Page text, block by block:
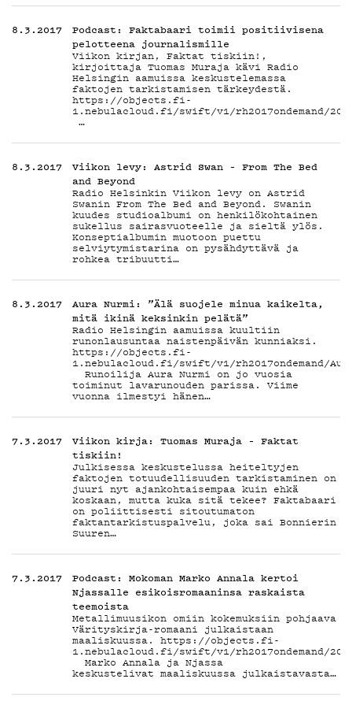
G
8.3.2017
Podcast: Faktabaari toimii positiivisena
pelotteena journalismille
Viikon kirjan, Faktat tiskiin!,
kirjoittaja Tuomas Muraja kävi Radio
Helsingin aamuissa keskustelemassa
faktojen tarkistamisen tärkeydestä.
https://objects.fi-
1.nebulacloud.fi/swift/v1/rh2017ondemand/
…
8.3.2017
Viikon levy: Astrid Swan – From The Bed
and Beyond
Radio Helsinkin Viikon levy on Astrid
Swanin From The Bed and Beyond. Swanin
kuudes studioalbumi on henkilökohtainen
sukellus sairasvuoteelle ja sieltä ylös.
Konseptialbumin muotoon puettu
selviytymistarina on pysähdyttävä ja
rohkea tribuutti…
8.3.2017
Aura Nurmi: ”Älä suojele minua kaikelta,
mitä ikinä keksinkin pelätä”
Radio Helsingin aamuissa kuultiin
runonlausuntaa naistenpäivän kunniaksi.
https://objects.fi-
1.nebulacloud.fi/swift/v1/rh2017ondemand/
Runoilija Aura Nurmi on jo vuosia
toiminut lavarunouden parissa. Viime
vuonna ilmestyi hänen…
7.3.2017
Viikon kirja: Tuomas Muraja – Faktat
tiskiin!
Julkisessa keskustelussa heiteltyjen
faktojen totuudellisuuden tarkistaminen on
juuri nyt ajankohtaisempaa kuin ehkä
koskaan, mutta kuka sitä tekee? Faktabaari
on poliittisesti sitoutumaton
faktantarkistuspalvelu, joka sai Bonnierin
Suuren…
7.3.2017
Podcast: Mokoman Marko Annala kertoi
Njassalle esikoisromaaninsa raskaista
teemoista
Metallimuusikon omiin kokemuksiin pohjaava
Värityskirja-romaani julkaistaan
maaliskuussa. https://objects.fi-
1.nebulacloud.fi/swift/v1/rh2017ondemand/
Marko Annala ja Njassa
keskustelivat maaliskuussa julkaistavasta…